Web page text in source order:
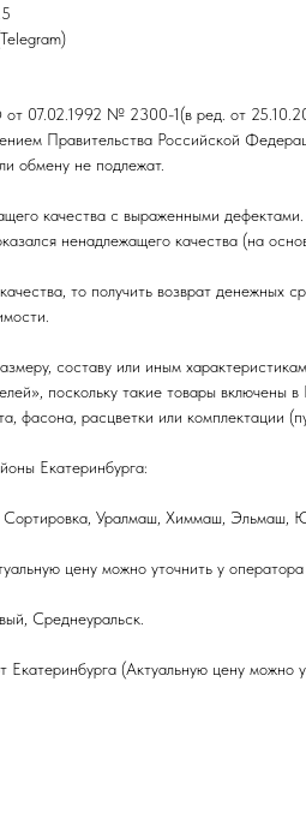
07.02.1992 № 2300-1(в ред. от
Правительства Российской
обмену не подлежат.
качества с выраженными
ненадлежащего качества (на
то получить возврат
составу или иным
поскольку такие товары включены
фасона, расцветки или комплектации
Екатеринбурга:
Уралмаш, Химмаш, Эльмаш,
цену можно уточнить у оператора
Среднеуральск.
(Актуальную цену можно